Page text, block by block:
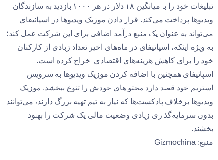
تبلیغات خود را با میانگین ۱۸ دلار در هر ۱۰۰۰ بازدید به سازندگان
ویدیوها پرداخت می‌کند. قرار دادن موزیک ویدیوها در اسپاتیفای
می‌تواند به عنوان یک منبع درآمد اضافی برای این شرکت عمل کند؛
به ویژه اینکه، اسپاتیفای در ماه‌های اخیر تعداد زبادی از کارکنان
خود را برای کاهش هزینه‌های اقتصادی اخراج کرده است.
اسپاتیفای همچنین با اضافه کردن موزیک ویدیوها به سرویس
استریم خود قصد دارد محتواهای خودش را تنوع ببخشد. موزیک
ویدیوها برخلاف پادکست‌ها که نیاز به تیم تهیه بزرگ دارند، می‌توانند
بدون سرمایه‌گذاری زیادی وضعیت مالی یک شرکت را بهبود
بخشند.
منبع: Gizmochina